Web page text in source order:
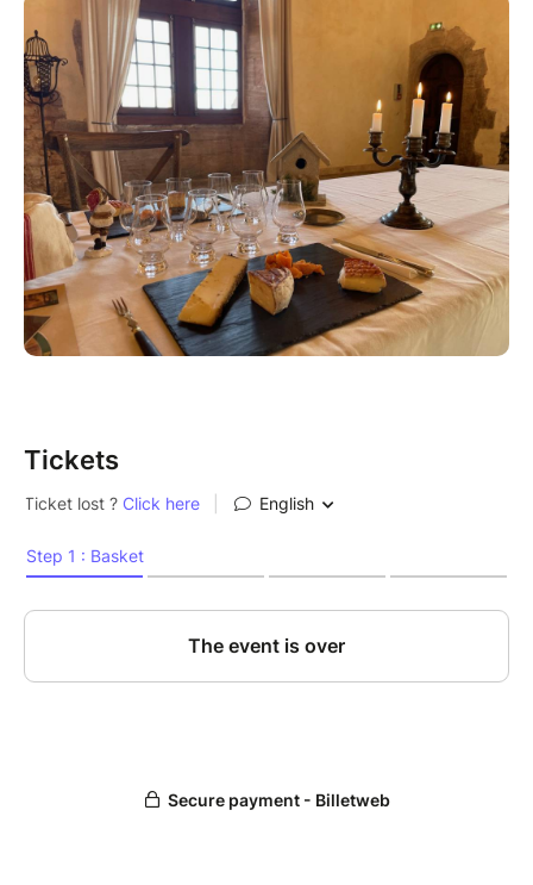
Réservez vite votre place (gratuite pour tous les
détenteurs d'une souscription du whisky du château)
car les ateliers sont limités à 20 participants.
Tickets